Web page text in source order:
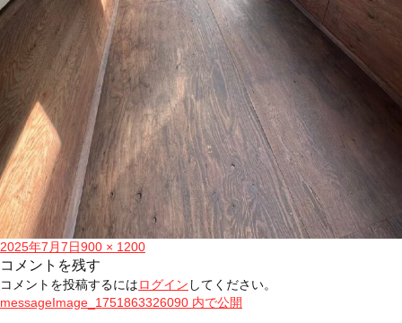
投
稿
日:
2025年7月7日フ
ル
サ
イ
ズ
900 × 1200
コメントを残す
コメントを投稿するにはログイン してください。
投
messageImage_1751863326090 内で公開